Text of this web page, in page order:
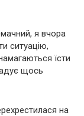
я вчора
ситуацію,
їсти
щось
на